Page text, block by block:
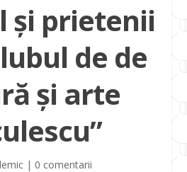
și prietenii
de de
și arte
| 0 comentarii